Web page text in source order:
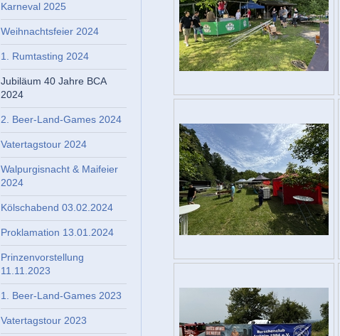
Karneval 2025
Weihnachtsfeier 2024
1. Rumtasting 2024
Jubiläum 40 Jahre BCA
2024
2. Beer-Land-Games 2024
Vatertagstour 2024
Walpurgisnacht & Maifeier
2024
Kölschabend 03.02.2024
Proklamation 13.01.2024
Prinzenvorstellung
11.11.2023
1. Beer-Land-Games 2023
Vatertagstour 2023